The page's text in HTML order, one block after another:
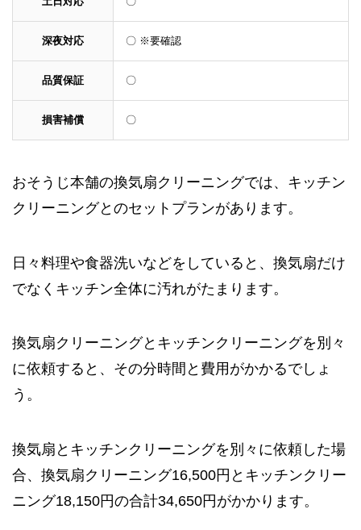
深夜対応 〇 ※要確認
品質保証 〇
損害補償 〇
おそうじ本舗の換気扇クリーニングでは、キッチン
クリーニングとのセットプランがあります。
日々料理や食器洗いなどをしていると、換気扇だけ
でなくキッチン全体に汚れがたまります。
換気扇クリーニングとキッチンクリーニングを別々
に依頼すると、その分時間と費用がかかるでしょ
う。
換気扇とキッチンクリーニングを別々に依頼した場
合、換気扇クリーニング16,500円とキッチンクリー
ニング18,150円の合計34,650円がかかります。